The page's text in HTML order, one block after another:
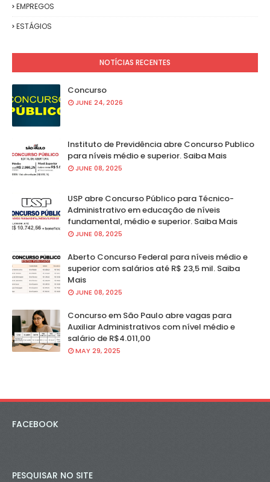
EMPREGOS
ESTÁGIOS
NOTÍCIAS RECENTES
Concurso
JUNE 24, 2026
Instituto de Previdência abre Concurso Publico
para níveis médio e superior. Saiba Mais
JUNE 08, 2025
USP abre Concurso Público para Técnico-
Administrativo em educação de níveis
fundamental, médio e superior. Saiba Mais
JUNE 08, 2025
Aberto Concurso Federal para níveis médio e
superior com salários até R$ 23,5 mil. Saiba
Mais
JUNE 08, 2025
Concurso em São Paulo abre vagas para
Auxiliar Administrativos com nível médio e
salário de R$4.011,00
MAY 29, 2025
FACEBOOK
PESQUISAR NO SITE